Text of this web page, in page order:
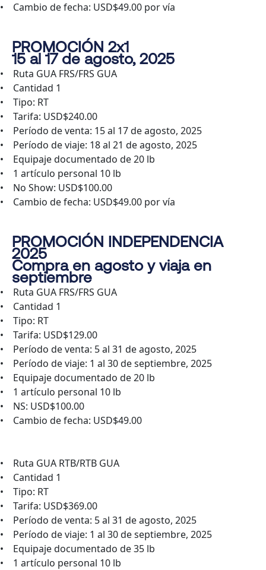
• Cambio de fecha: USD$49.00 por vía
PROMOCIÓN 2x1
15 al 17 de agosto, 2025
• Ruta GUA FRS/FRS GUA
• Cantidad 1
• Tipo: RT
• Tarifa: USD$240.00
• Período de venta: 15 al 17 de agosto, 2025
• Período de viaje: 18 al 21 de agosto, 2025
• Equipaje documentado de 20 lb
• 1 artículo personal 10 lb
• No Show: USD$100.00
• Cambio de fecha: USD$49.00 por vía
PROMOCIÓN INDEPENDENCIA
2025
Compra en agosto y viaja en
septiembre
• Ruta GUA FRS/FRS GUA
• Cantidad 1
• Tipo: RT
• Tarifa: USD$129.00
• Período de venta: 5 al 31 de agosto, 2025
• Período de viaje: 1 al 30 de septiembre, 2025
• Equipaje documentado de 20 lb
• 1 artículo personal 10 lb
• NS: USD$100.00
• Cambio de fecha: USD$49.00
• Ruta GUA RTB/RTB GUA
• Cantidad 1
• Tipo: RT
• Tarifa: USD$369.00
• Período de venta: 5 al 31 de agosto, 2025
• Período de viaje: 1 al 30 de septiembre, 2025
• Equipaje documentado de 35 lb
• 1 artículo personal 10 lb